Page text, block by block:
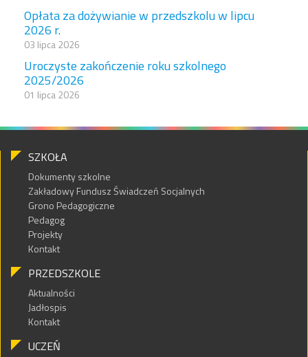
Opłata za dożywianie w przedszkolu w lipcu
2026 r.
03 lipca 2026
Uroczyste zakończenie roku szkolnego
2025/2026
01 lipca 2026
SZKOŁA
Dokumenty szkolne
Zakładowy Fundusz Świadczeń Socjalnych
Grono Pedagogiczne
Pedagog
Projekty
Kontakt
PRZEDSZKOLE
Aktualności
Jadłospis
Kontakt
UCZEŃ